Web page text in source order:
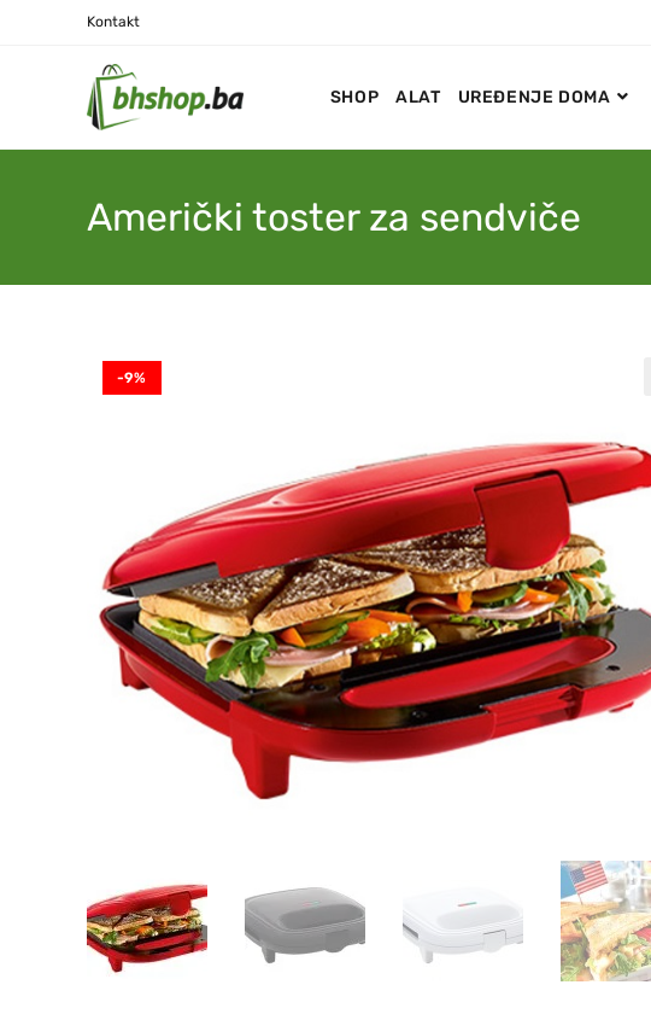
Kontakt
SHOP ALAT UREĐENJE DOMA
Američki toster za sendviče
-9%